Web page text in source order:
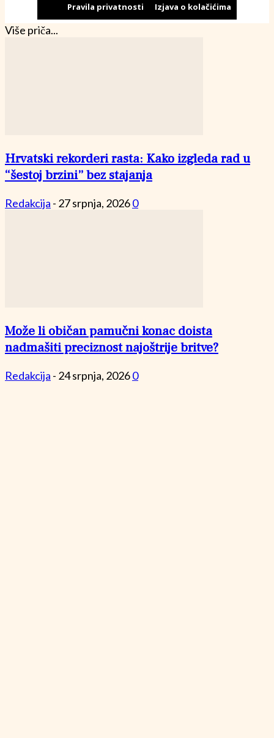
Pravila privatnosti Izjava o kolačićima
Više priča...
Hrvatski rekorderi rasta: Kako izgleda rad u
“šestoj brzini” bez stajanja
Redakcija - 27 srpnja, 20260
Može li običan pamučni konac doista
nadmašiti preciznost najoštrije britve?
Redakcija - 24 srpnja, 20260